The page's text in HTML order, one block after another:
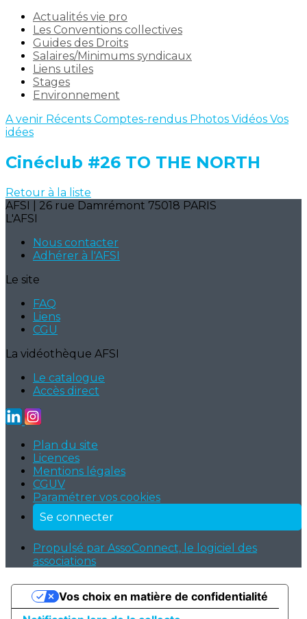
Actualités vie pro
Les Conventions collectives
Guides des Droits
Salaires/Minimums syndicaux
Liens utiles
Stages
Environnement
A venir Récents Comptes-rendus Photos Vidéos Vos
idées
Cinéclub #26 TO THE NORTH
Retour à la liste
AFSI | 26 rue Damrémont 75018 PARIS
L'AFSI
Nous contacter
Adhérer à l'AFSI
Le site
FAQ
Liens
CGU
La vidéothèque AFSI
Le catalogue
Accès direct
Plan du site
Licences
Mentions légales
CGUV
Paramétrer vos cookies
Se connecter
Propulsé par AssoConnect, le logiciel des
associations
Vos choix en matière de confidentialité